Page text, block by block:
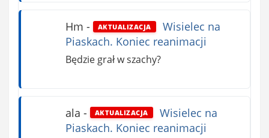
Hm - AKTUALIZACJA
Wisielec na
Piaskach. Koniec reanimacji
Będzie grał w szachy?
ala - AKTUALIZACJA
Wisielec na
Piaskach. Koniec reanimacji